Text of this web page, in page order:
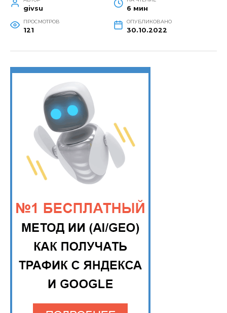
givsu 6 мин
ПРОСМОТРОВ
121
ОПУБЛИКОВАНО
30.10.2022